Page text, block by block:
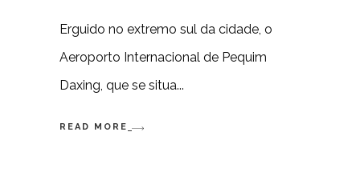
Erguido no extremo sul da cidade, o
Aeroporto Internacional de Pequim
Daxing, que se situa
READ MORE